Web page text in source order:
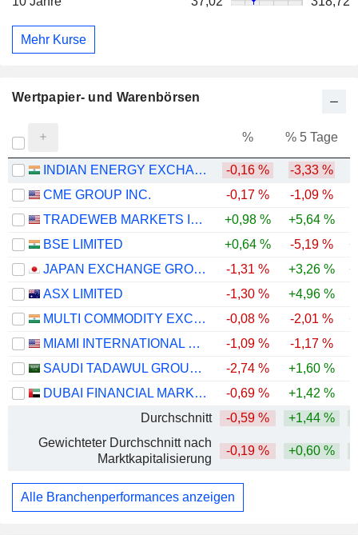
Mehr Kurse
Wertpapier- und Warenbörsen
% % 5 Tage
INDIAN ENERGY EXCHANGE LIMITED -0,16 %
-3,33 %
CME GROUP INC.
-0,17 % -1,09 %
TRADEWEB MARKETS INC.
+0,98 % +5,64 %
BSE LIMITED
+0,64 % -5,19 %
JAPAN EXCHANGE GROUP, INC.
-1,31 % +3,26 %
ASX LIMITED
-1,30 % +4,96 %
MULTI COMMODITY EXCHANGE OF INDIA LIMITED
-0,08 % -2,01 %
MIAMI INTERNATIONAL HOLDINGS, INC.
-1,09 %
-1,17 %
SAUDI TADAWUL GROUP HOLDING COMPANY
-2,74 % +1,60 %
DUBAI FINANCIAL MARKET
-0,69 % +1,42 %
Durchschnitt
-0,59 % +1,44 %
Gewichteter Durchschnitt nach
Marktkapitalisierung
-0,19 % +0,60 %
Alle Branchenperformances anzeigen